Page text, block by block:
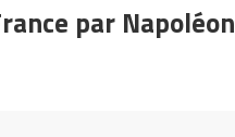
par Napoléon